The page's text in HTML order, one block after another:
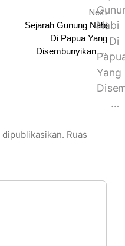
Next
Sejarah Gunung Nabi
Di Papua Yang
Disembunyikan …
dipublikasikan. Ruas